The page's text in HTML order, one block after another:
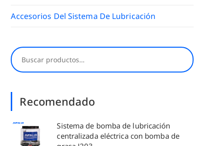
Accesorios Del Sistema De Lubricación
Buscar
Recomendado
Sistema de bomba de lubricación
centralizada eléctrica con bomba de